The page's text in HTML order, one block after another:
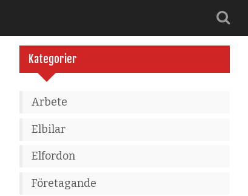
Kategorier
Arbete
Elbilar
Elfordon
Företagande